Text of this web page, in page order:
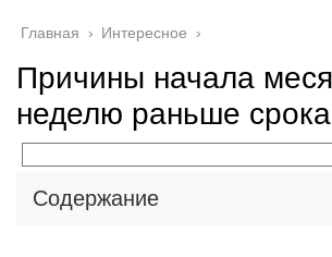
Главная › Интересное ›
Причины начала
неделю раньше срока
Содержание